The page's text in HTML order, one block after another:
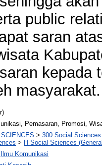
public
saran
kepada
masyarakat.
Pemasaran, Promosi,
> 300 Social Sciences
> H Social Sciences
Ilmu Komunikasi